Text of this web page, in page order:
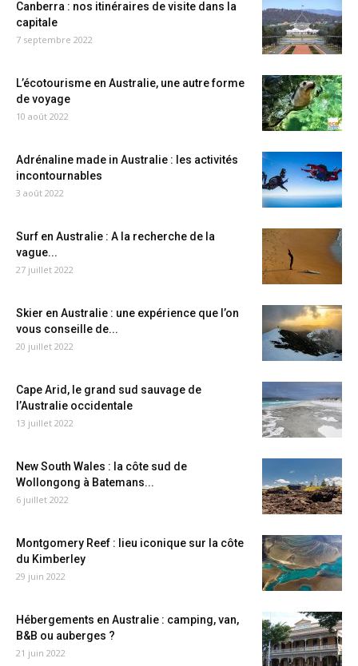
Canberra : nos itinéraires de visite dans la
capitale
7 septembre 2022
L’écotourisme en Australie, une autre forme
de voyage
10 août 2022
Adrénaline made in Australie : les activités
incontournables
3 août 2022
Surf en Australie : A la recherche de la
vague...
27 juillet 2022
Skier en Australie : une expérience que l’on
vous conseille de...
20 juillet 2022
Cape Arid, le grand sud sauvage de
l’Australie occidentale
13 juillet 2022
New South Wales : la côte sud de
Wollongong à Batemans...
6 juillet 2022
Montgomery Reef : lieu iconique sur la côte
du Kimberley
29 juin 2022
Hébergements en Australie : camping, van,
B&B ou auberges ?
21 juin 2022